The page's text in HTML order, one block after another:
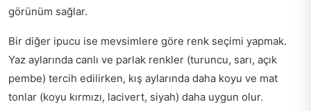
görünüm sağlar.
Bir diğer ipucu ise mevsimlere göre renk seçimi yapmak.
Yaz aylarında canlı ve parlak renkler (turuncu, sarı, açık
pembe) tercih edilirken, kış aylarında daha koyu ve mat
tonlar (koyu kırmızı, lacivert, siyah) daha uygun olur.